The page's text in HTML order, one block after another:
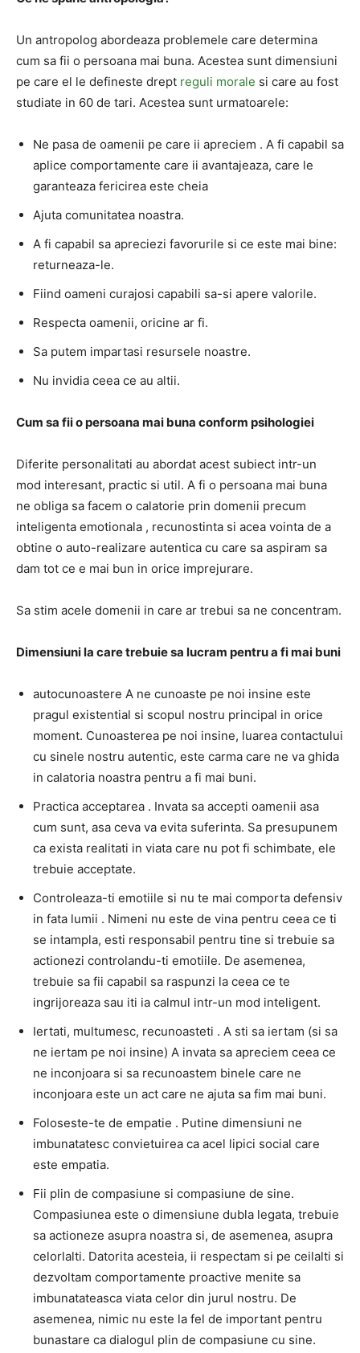
Un antropolog abordeaza problemele care determina
cum sa fii o persoana mai buna. Acestea sunt dimensiuni
pe care el le defineste drept reguli morale si care au fost
studiate in 60 de tari. Acestea sunt urmatoarele:
Ne pasa de oamenii pe care ii apreciem . A fi capabil sa
aplice comportamente care ii avantajeaza, care le
garanteaza fericirea este cheia
Ajuta comunitatea noastra.
A fi capabil sa apreciezi favorurile si ce este mai bine:
returneaza-le.
Fiind oameni curajosi capabili sa-si apere valorile.
Respecta oamenii, oricine ar fi.
Sa putem impartasi resursele noastre.
Nu invidia ceea ce au altii.
Cum sa fii o persoana mai buna conform psihologiei
Diferite personalitati au abordat acest subiect intr-un
mod interesant, practic si util. A fi o persoana mai buna
ne obliga sa facem o calatorie prin domenii precum
inteligenta emotionala , recunostinta si acea vointa de a
obtine o auto-realizare autentica cu care sa aspiram sa
dam tot ce e mai bun in orice imprejurare.
Sa stim acele domenii in care ar trebui sa ne concentram.
Dimensiuni la care trebuie sa lucram pentru a fi mai buni
autocunoastere A ne cunoaste pe noi insine este
pragul existential si scopul nostru principal in orice
moment. Cunoasterea pe noi insine, luarea contactului
cu sinele nostru autentic, este carma care ne va ghida
in calatoria noastra pentru a fi mai buni.
Practica acceptarea . Invata sa accepti oamenii asa
cum sunt, asa ceva va evita suferinta. Sa presupunem
ca exista realitati in viata care nu pot fi schimbate, ele
trebuie acceptate.
Controleaza-ti emotiile si nu te mai comporta defensiv
in fata lumii . Nimeni nu este de vina pentru ceea ce ti
se intampla, esti responsabil pentru tine si trebuie sa
actionezi controlandu-ti emotiile. De asemenea,
trebuie sa fii capabil sa raspunzi la ceea ce te
ingrijoreaza sau iti ia calmul intr-un mod inteligent.
Iertati, multumesc, recunoasteti . A sti sa iertam (si sa
ne iertam pe noi insine) A invata sa apreciem ceea ce
ne inconjoara si sa recunoastem binele care ne
inconjoara este un act care ne ajuta sa fim mai buni.
Foloseste-te de empatie . Putine dimensiuni ne
imbunatatesc convietuirea ca acel lipici social care
este empatia.
Fii plin de compasiune si compasiune de sine.
Compasiunea este o dimensiune dubla legata, trebuie
sa actioneze asupra noastra si, de asemenea, asupra
celorlalti. Datorita acesteia, ii respectam si pe ceilalti si
dezvoltam comportamente proactive menite sa
imbunatateasca viata celor din jurul nostru. De
asemenea, nimic nu este la fel de important pentru
bunastare ca dialogul plin de compasiune cu sine.